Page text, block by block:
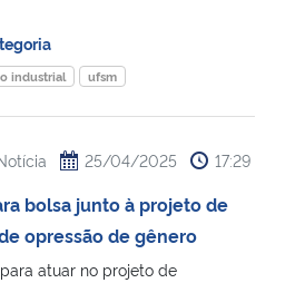
industrial ufsm
25/04/2025 17:29
bolsa junto à projeto de
opressão de gênero
atuar no projeto de